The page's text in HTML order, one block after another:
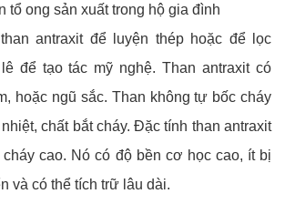
tổ ong sản xuất trong hộ gia đình
antraxit để luyện thép hoặc để lọc
để tạo tác mỹ nghệ. Than antraxit có
hoặc ngũ sắc. Than không tự bốc cháy
chất bắt cháy. Đặc tính than antraxit
cao. Nó có độ bền cơ học cao, ít bị
và có thể tích trữ lâu dài.